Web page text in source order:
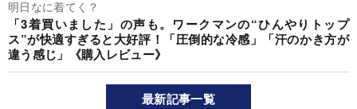
明日なに着てく？
「3着買いました」の声も。ワークマンの“ひんやりトップ
ス”が快適すぎると大好評！「圧倒的な冷感」「汗のかき方が
違う感じ」《購入レビュー》
最新記事一覧